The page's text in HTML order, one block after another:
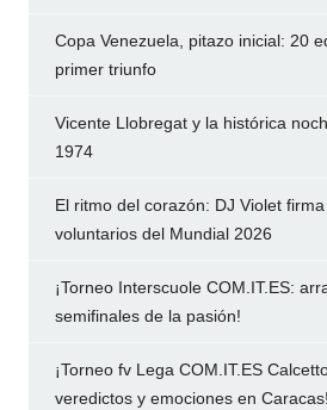
Copa Venezuela, pitazo inicial: 20
primer triunfo
Vicente Llobregat y la histórica
1974
El ritmo del corazón: DJ Violet
voluntarios del Mundial 2026
¡Torneo Interscuole COM.IT.ES:
semifinales de la pasión!
¡Torneo fv Lega COM.IT.ES
veredictos y emociones en Caracas!